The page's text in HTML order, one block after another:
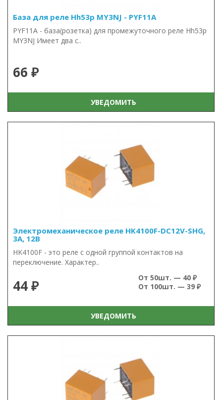
База для реле Hh53p MY3NJ - PYF11A
PYF11A - база(розетка) для промежуточного реле Hh53p
MY3NJ Имеет два с..
66 ₽
УВЕДОМИТЬ
Электромеханическое реле HK4100F-DC12V-SHG,
3А, 12В
HK4100F - это реле с одной группой контактов на
переключение. Характер..
44 ₽
От 50шт. — 40 ₽
От 100шт. — 39 ₽
УВЕДОМИТЬ